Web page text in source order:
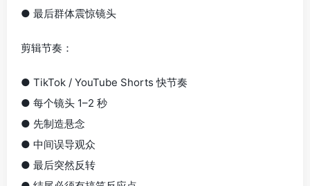
● 最后群体震惊镜头
剪辑节奏：
● TikTok / YouTube Shorts 快节奏
● 每个镜头 1–2 秒
● 先制造悬念
● 中间误导观众
● 最后突然反转